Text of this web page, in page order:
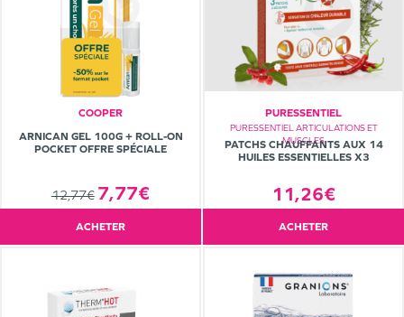
COOPER
ARNICAN GEL 100G + ROLL-ON
POCKET OFFRE SPÉCIALE
12,77€ 7,77€
ACHETER
PURESSENTIEL
PURESSENTIEL ARTICULATIONS ET
MUSCLES
PATCHS CHAUFFANTS AUX 14
HUILES ESSENTIELLES X3
11,26€
ACHETER